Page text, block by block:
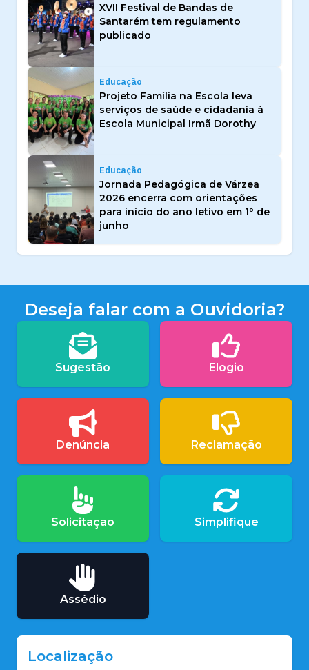
XVII Festival de Bandas de
Santarém tem regulamento
publicado
Educação
Projeto Família na Escola leva
serviços de saúde e cidadania à
Escola Municipal Irmã Dorothy
Educação
Jornada Pedagógica de Várzea
2026 encerra com orientações
para início do ano letivo em 1º de
junho
Deseja falar com a Ouvidoria?
Sugestão Elogio
Denúncia Reclamação
Solicitação Simplifique
Assédio
Localização